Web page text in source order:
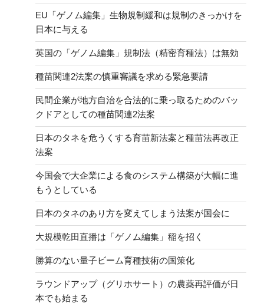
EU「ゲノム編集」生物規制緩和は規制のきっかけを
日本に与える
英国の「ゲノム編集」規制法（精密育種法）は無効
種苗関連2法案の慎重審議を求める緊急要請
民間企業が地方自治を合法的に乗っ取るためのバッ
クドアとしての種苗関連2法案
日本のタネを危うくする育苗新法案と種苗法再改正
法案
今国会で大企業による食のシステム構築が大幅に進
もうとしている
日本のタネのあり方を変えてしまう法案が国会に
大規模乾田直播は「ゲノム編集」稲を招く
勝算のない量子ビーム育種技術の国策化
ラウンドアップ（グリホサート）の農薬再評価が日
本でも始まる